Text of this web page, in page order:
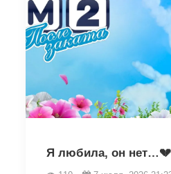
Я любила, он нет…💔